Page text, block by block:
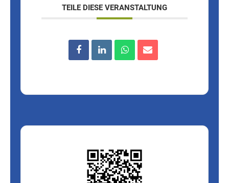
TEILE DIESE VERANSTALTUNG